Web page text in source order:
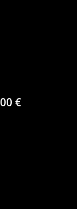
€